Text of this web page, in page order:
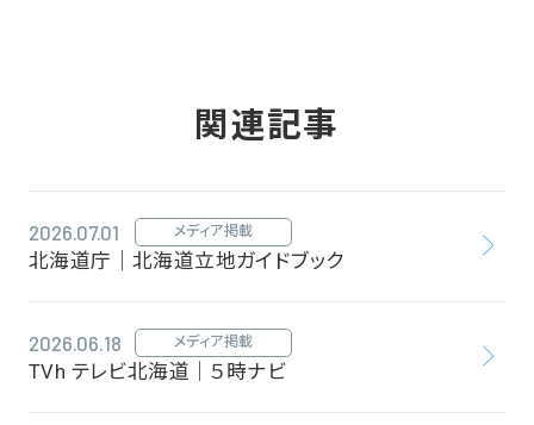
関連記事
2026.07.01 メディア掲載
北海道庁｜北海道立地ガイドブック
2026.06.18 メディア掲載
TVh テレビ北海道｜５時ナビ